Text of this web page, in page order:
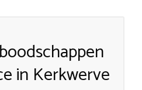
in Kerkwerve